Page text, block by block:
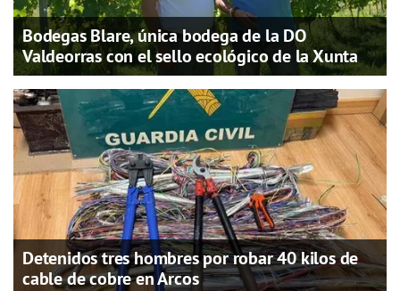
Bodegas Blare, única bodega de la DO
Valdeorras con el sello ecológico de la Xunta
Detenidos tres hombres por robar 40 kilos de
cable de cobre en Arcos